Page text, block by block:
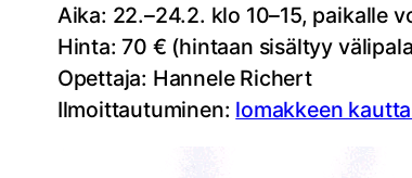
Aika: 22.–24.2. klo 10–15, paikalle
Hinta: 70 € (hintaan sisältyy
Opettaja: Hannele Richert
Ilmoittautuminen: lomakkeen